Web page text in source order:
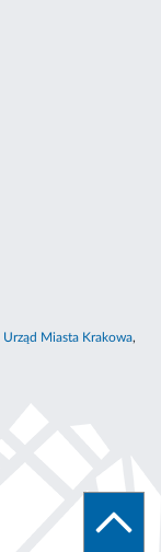
Urząd Miasta Krakowa,